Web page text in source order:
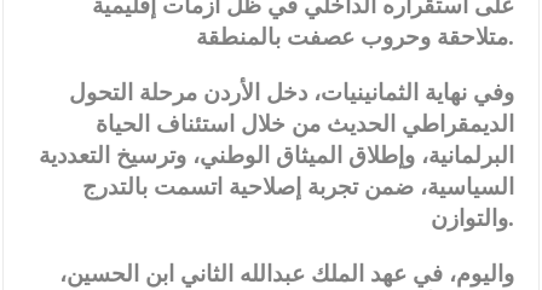
على استقراره الداخلي في ظل أزمات إقليمية
متلاحقة وحروب عصفت بالمنطقة.
وفي نهاية الثمانينيات، دخل الأردن مرحلة التحول
الديمقراطي الحديث من خلال استئناف الحياة
البرلمانية، وإطلاق الميثاق الوطني، وترسيخ التعددية
السياسية، ضمن تجربة إصلاحية اتسمت بالتدرج
والتوازن.
واليوم، في عهد الملك عبدالله الثاني ابن الحسين،